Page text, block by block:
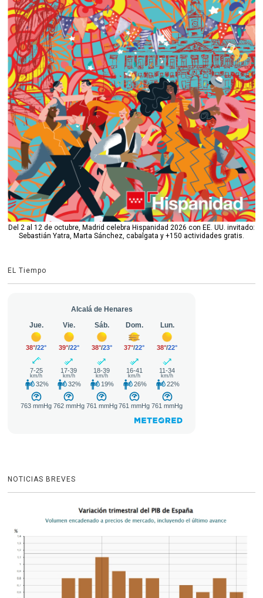
Del 2 al 12 de octubre, Madrid celebra Hispanidad 2026 con EE. UU. invitado:
Sebastián Yatra, Marta Sánchez, cabalgata y +150 actividades gratis.
EL Tiempo
NOTICIAS BREVES